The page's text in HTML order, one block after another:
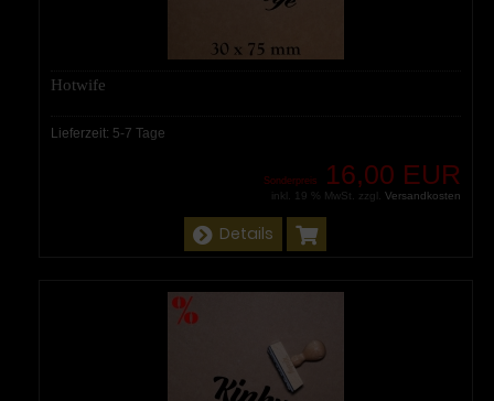
Hotwife
Lieferzeit: 5-7 Tage
Sonderpreis 16,00 EUR
inkl. 19 % MwSt. zzgl. Versandkosten
Details